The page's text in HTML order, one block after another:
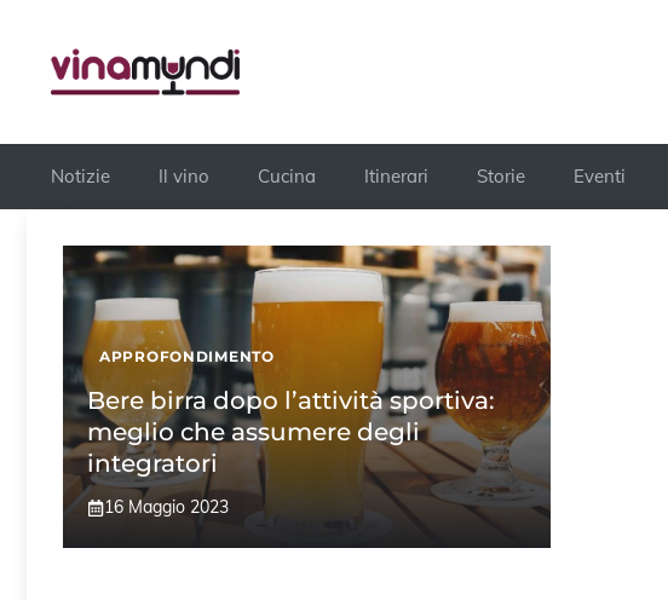
contenuto
Notizie Il vino Cucina Itinerari Storie Eventi
APPROFONDIMENTO
Bere birra dopo l’attività sportiva:
meglio che assumere degli
integratori
16 Maggio 2023